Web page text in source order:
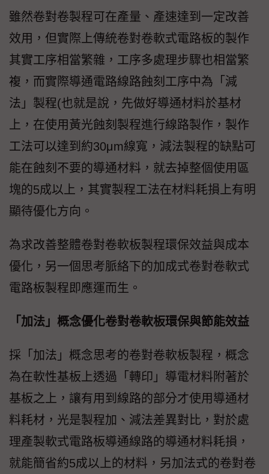
雖然卷對卷製程可在產量、產速達到一定改善
效用，但實際上傳統卷對卷軟式電路板的製作
其實工序相當繁雜，工序多處理步驟也相當繁
複，而實際導通電路線路蝕刻工序中為「減
法」製程(也就是說，先做好導通材料於基材
上，在使用黃光蝕刻製程進行線路製作，製作
工法可以達到約30μm線寬，減法製程的缺點可
能在蝕刻不要的導通材料，就去掉整個使用區
塊的5成以上，其實製程工法在材料耗損上有明
顯待優化方向。
為求改善整體卷對卷軟板製程環保效益與成本
優化，另一個思考脈絡下的加成式卷對卷軟式
電路板製程即應運而生。
「加法」概念優化卷對卷軟板環保與節能效益
採「加法」概念思考的卷對卷軟板製程，概念
為在軟性基板上透過「轉印」導電材料附著於
基板之上，讓有用到線路的部分才使用導通材
料耗材，光是製程加、減法差異對比，對於處
理產製軟式電路板導通線路的導通材料耗損，
就能簡省約5成以上的材料，另加法式的卷對卷